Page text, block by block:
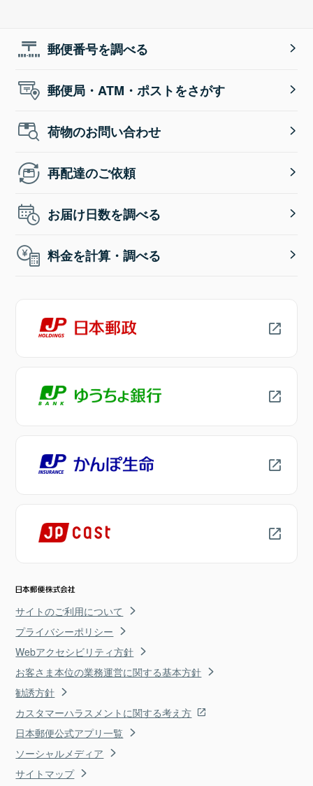
郵便番号を調べる
郵便局・ATM・ポストをさがす
荷物のお問い合わせ
再配達のご依頼
お届け日数を調べる
料金を計算・調べる
サイトのご利用について
プライバシーポリシー
Webアクセシビリティ方針
お客さま本位の業務運営に関する基本方針
勧誘方針
カスタマーハラスメントに関する考え方
日本郵便公式アプリ一覧
ソーシャルメディア
サイトマップ